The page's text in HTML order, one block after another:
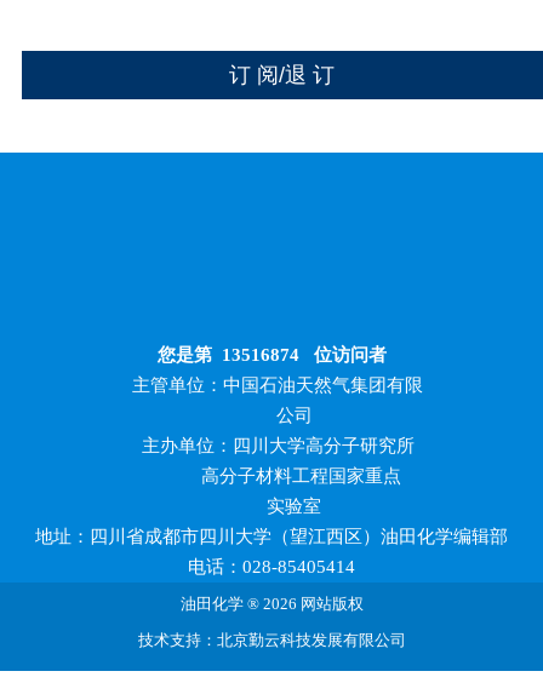
您是第 13516874位访问者
主管单位：中国石油天然气集团有限
公司
主办单位：四川大学高分子研究所
高分子材料工程国家重点
实验室
地址：四川省成都市四川大学（望江西区）油田化学编辑部
电话：028-85405414
油田化学 ® 2026 网站版权
技术支持：北京勤云科技发展有限公司